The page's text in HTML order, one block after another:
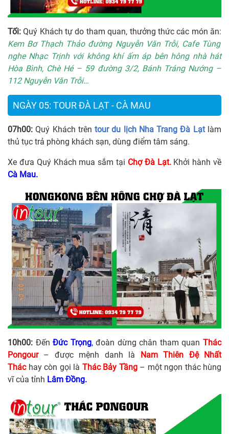
Tối: Quý Khách tự do tham quan, thưởng thức các món ăn:
Kem Bơ Thạch Thảo đường Nguyễn Văn Trỗi, Cafe Tùng
nghe Nhạc Trịnh với không khí ấm áp bên hông nhà hát
Hòa Bình, Chè Hé – 59 đường 3/2, Bánh Tráng Nướng –
112 Nguyễn Văn Trỗi…
NGÀY 05: TOUR ĐÀ LẠT - CÀ MAU
07h00:Quý Khách trêntour du lịch Nha Trang Đà Lạtlàm
thủ tục trả phòng khách sạn, dùng điểm tâm sáng.
Xe đưa Quý Khách mua sắm tại Chợ Đà Lạt.Khởi hành về
Cà Mau.
10h00: ĐếnĐức Trọng,đoàn dừng chân tham quanThác
Pongour– được mệnh danh là
Nam Thiên Đệ Nhất
Thác hay còn gọi là Thác Bảy Tầng– một ngọn thác hùng
vĩ của tỉnh Lâm Đồng.